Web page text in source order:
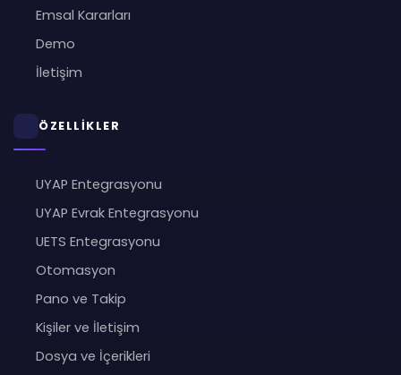
Emsal Kararları
Demo
İletişim
ÖZELLİKLER
UYAP Entegrasyonu
UYAP Evrak Entegrasyonu
UETS Entegrasyonu
Otomasyon
Pano ve Takip
Kişiler ve İletişim
Dosya ve İçerikleri